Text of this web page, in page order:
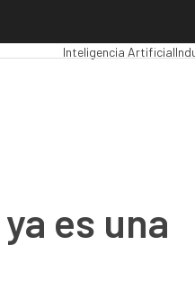
Inteligencia Artificial
es una